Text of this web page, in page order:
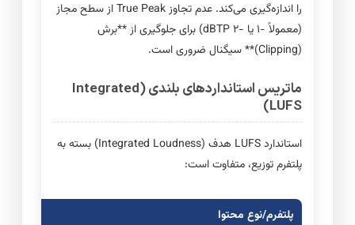
را اندازه‌گیری می‌کند. عدم تجاوز True Peak از سطح مجاز
(معمولاً -۱ یا -۲ dBTP) برای جلوگیری از **برش
(Clipping)** سیگنال ضروری است.
ماتریس استانداردهای بلندی (Integrated
LUFS)
استاندارد LUFS هدف (Integrated Loudness) بسته به
پلتفرم توزیع، متفاوت است:
پلتفرم/نوع محتوا